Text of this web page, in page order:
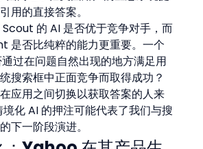
用的直接答案。
的 AI 是否优于竞争对手，而
是否比纯粹的能力更重要。一个
过在问题自然出现的地方满足用
搜索框中正面竞争而取得成功？
应用之间切换以获取答案的人来
化 AI 的押注可能代表了我们与搜
下一阶段演进。